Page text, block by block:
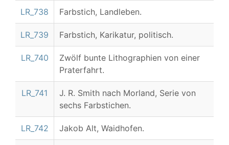
LR_738 Farbstich, Landleben.
LR_739 Farbstich, Karikatur, politisch.
LR_740
Zwölf bunte Lithographien von einer
Praterfahrt.
LR_741
J. R. Smith nach Morland, Serie von
sechs Farbstichen.
LR_742 Jakob Alt, Waidhofen.